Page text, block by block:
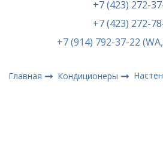
+7 (423) 272-
+7 (423) 272-
+7 (914) 792-37-22
Главная Кондиционеры